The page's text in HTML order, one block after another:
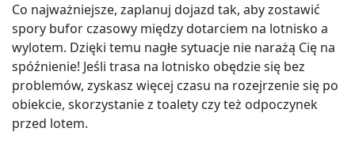
Co najważniejsze, zaplanuj dojazd tak, aby zostawić
spory bufor czasowy między dotarciem na lotnisko a
wylotem. Dzięki temu nagłe sytuacje nie narażą Cię na
spóźnienie! Jeśli trasa na lotnisko obędzie się bez
problemów, zyskasz więcej czasu na rozejrzenie się po
obiekcie, skorzystanie z toalety czy też odpoczynek
przed lotem.